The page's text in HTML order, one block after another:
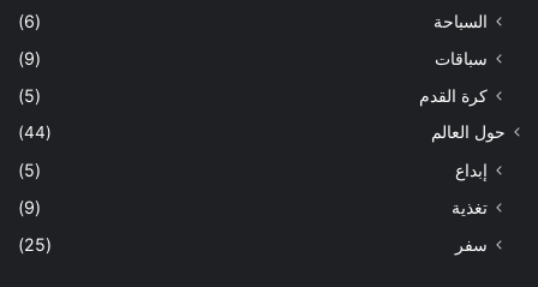
السباحة
(6)
سباقات
(9)
كرة القدم
(5)
حول العالم (44)
إبداع
(5)
تغذية
(9)
سفر
(25)